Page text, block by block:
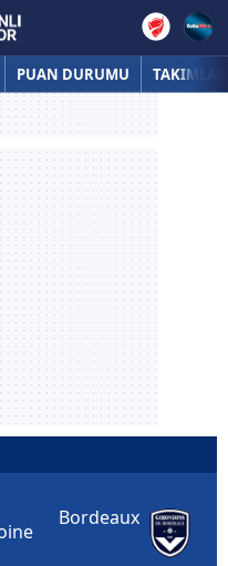
PUAN DURUMU TAKIMLAR
Bordeaux